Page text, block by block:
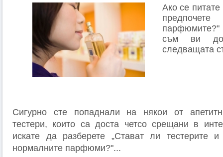
Ако се
съм ви
следващата
Сигурно сте попаднали на някои от
тестери, които са доста четсо срещани в
искате да разберете „Стават ли тестерите
нормалните парфюми?"...